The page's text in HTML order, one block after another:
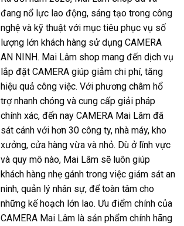
đang nổ lực lao động, sáng tạo trong công
nghệ và kỹ thuật với mục tiêu phục vụ số
lượng lớn khách hàng sử dụng CAMERA
AN NINH. Mai Lâm shop mang đến dịch vụ
lắp đặt CAMERA giúp giảm chi phí, tăng
hiệu quả công việc. Với phương châm hổ
trợ nhanh chóng và cung cấp giải pháp
chính xác, đến nay CAMERA Mai Lâm đã
sát cánh với hơn 30 công ty, nhà máy, kho
xưởng, cửa hàng vừa và nhỏ. Dù ở lĩnh vực
và quy mô nào, Mai Lâm sẽ luôn giúp
khách hàng nhẹ gánh trong việc giám sát an
ninh, quản lý nhân sự, để toàn tâm cho
những kế hoạch lớn lao. Ưu điểm chính của
CAMERA Mai Lâm là sản phẩm chính hãng